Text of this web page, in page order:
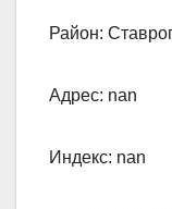
Район:
Адрес: nan
Индекс: nan